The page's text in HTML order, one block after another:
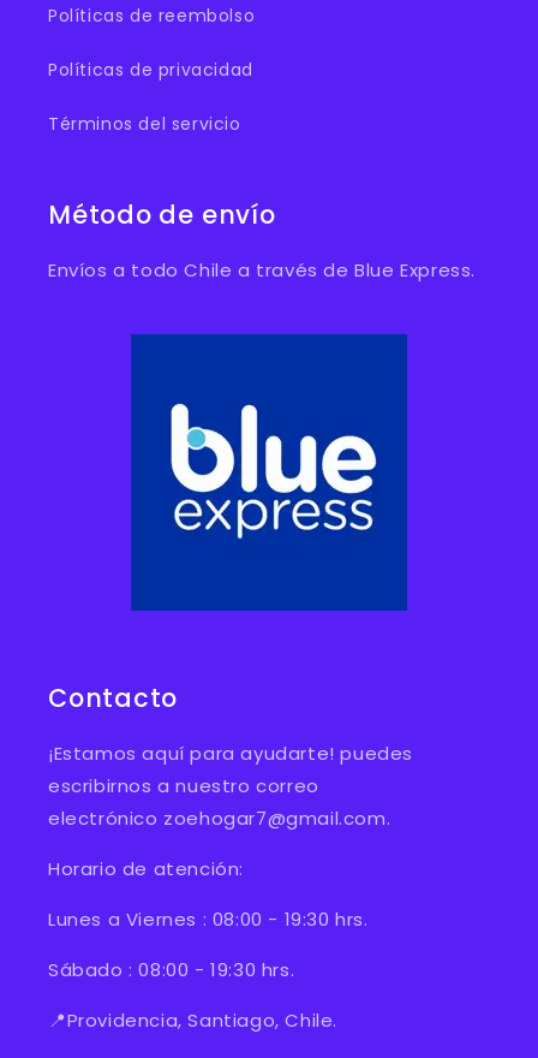
Políticas de reembolso
Políticas de privacidad
Términos del servicio
Método de envío
Envíos a todo Chile a través de Blue Express.
Contacto
¡Estamos aquí para ayudarte! puedes
escribirnos a nuestro correo
electrónico zoehogar7@gmail.com.
Horario de atención:
Lunes a Viernes : 08:00 - 19:30 hrs.
Sábado : 08:00 - 19:30 hrs.
📍Providencia, Santiago, Chile.